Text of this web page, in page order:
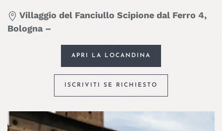
Villaggio del Fanciullo Scipione dal Ferro 4,
Bologna –
APRI LA LOCANDINA
ISCRIVITI SE RICHIESTO